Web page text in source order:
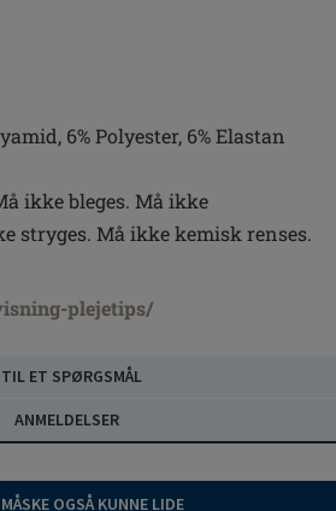
6% Polyester, 6% Elastan
ikke bleges. Må ikke
stryges. Må ikke kemisk renses.
plejetips/
ET SPØRGSMÅL
ANMELDELSER
OGSÅ KUNNE LIDE